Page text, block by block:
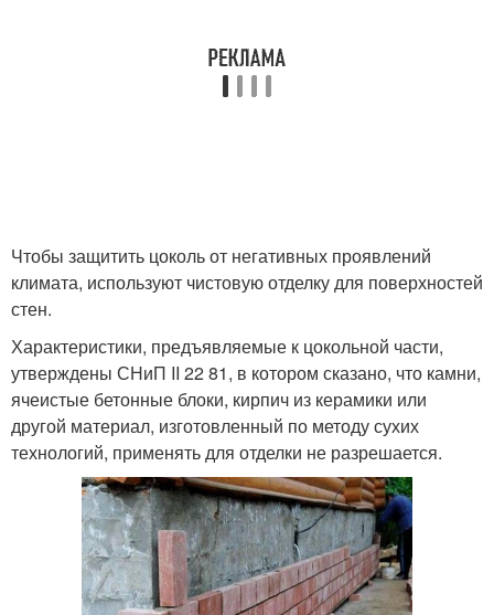
Требования к цоколю
Чтобы защитить цоколь от негативных проявлений
климата, используют чистовую отделку для поверхностей
стен.
Характеристики, предъявляемые к цокольной части,
утверждены СНиП II 22 81, в котором сказано, что камни,
ячеистые бетонные блоки, кирпич из керамики или
другой материал, изготовленный по методу сухих
технологий, применять для отделки не разрешается.